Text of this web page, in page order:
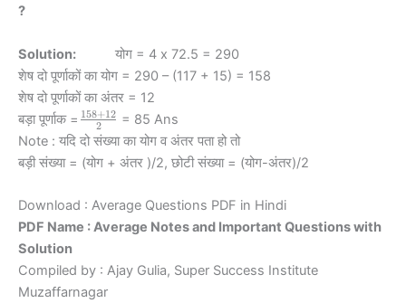
?
Solution:
योग = 4 x 72.5 = 290
शेष दो पूर्णाकों का योग = 290 – (117 + 15) = 158
शेष दो पूर्णाकों का अंतर = 12
बड़ा पूर्णाक = \frac{158+12}
{2}
2
158+12 = 85 Ans
Note : यदि दो संख्या का योग व अंतर पता हो तो
बड़ी संख्या = (योग + अंतर )/2, छोटी संख्या = (योग-अंतर)/2
Download : Average Questions PDF in Hindi
PDF Name : Average Notes and Important Questions with
Solution
Compiled by : Ajay Gulia, Super Success Institute
Muzaffarnagar